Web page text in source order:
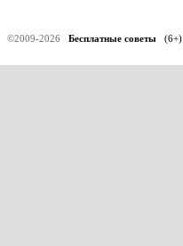
©2009-2026 Бесплатные советы(6+)